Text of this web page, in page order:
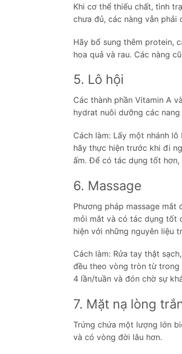
Khi cơ thể thiếu chất, tình
chưa đủ, các nàng vẫn
Hãy bổ sung thêm protein,
hoa quả và rau. Các nàng
5. Lô hội
Các thành phần Vitamin A
hydrat nuôi dưỡng các
Cách làm: Lấy một nhánh
hãy thực hiện trước khi đi
ấm. Để có tác dụng tốt
6. Massage
Phương pháp massage
mỏi mắt và có tác dụng tốt
hiện với những nguyên liệu
Cách làm: Rửa tay thật
đều theo vòng tròn từ trong
4 lần/tuần và đón chờ sự
7. Mặt nạ lòng
Trứng chứa một lượng lớn
và có vòng đời lâu hơn.